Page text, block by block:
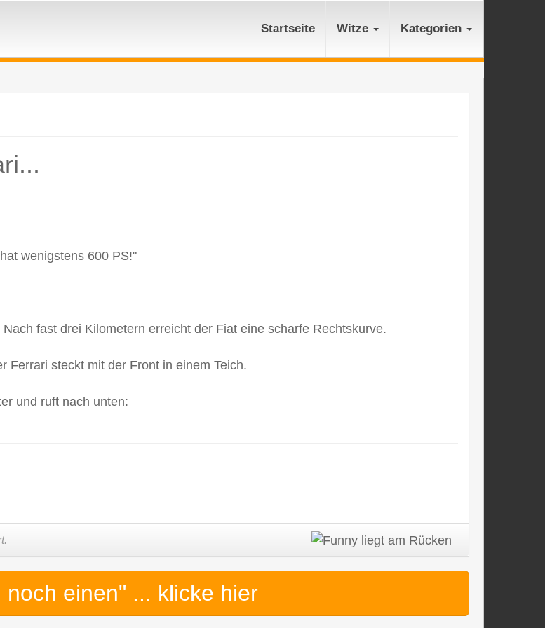
Startseite Witze Kategorien
wenigstens 600 PS!"
fast drei Kilometern erreicht der Fiat eine scharfe Rechtskurve.
Ferrari steckt mit der Front in einem Teich.
und ruft nach unten:
noch einen" ... klicke hier